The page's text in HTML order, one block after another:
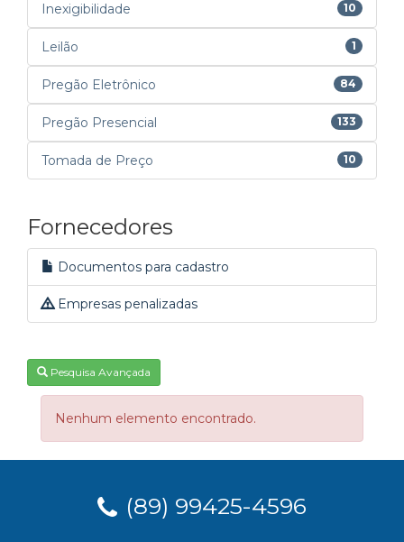
Inexigibilidade 10
Leilão 1
Pregão Eletrônico 84
Pregão Presencial 133
Tomada de Preço 10
Fornecedores
Documentos para cadastro
Empresas penalizadas
Pesquisa Avançada
Nenhum elemento encontrado.
(89) 99425-4596